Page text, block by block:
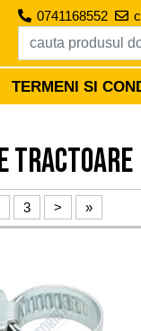
0741168552
TERMENI SI
tractoare
3 > »